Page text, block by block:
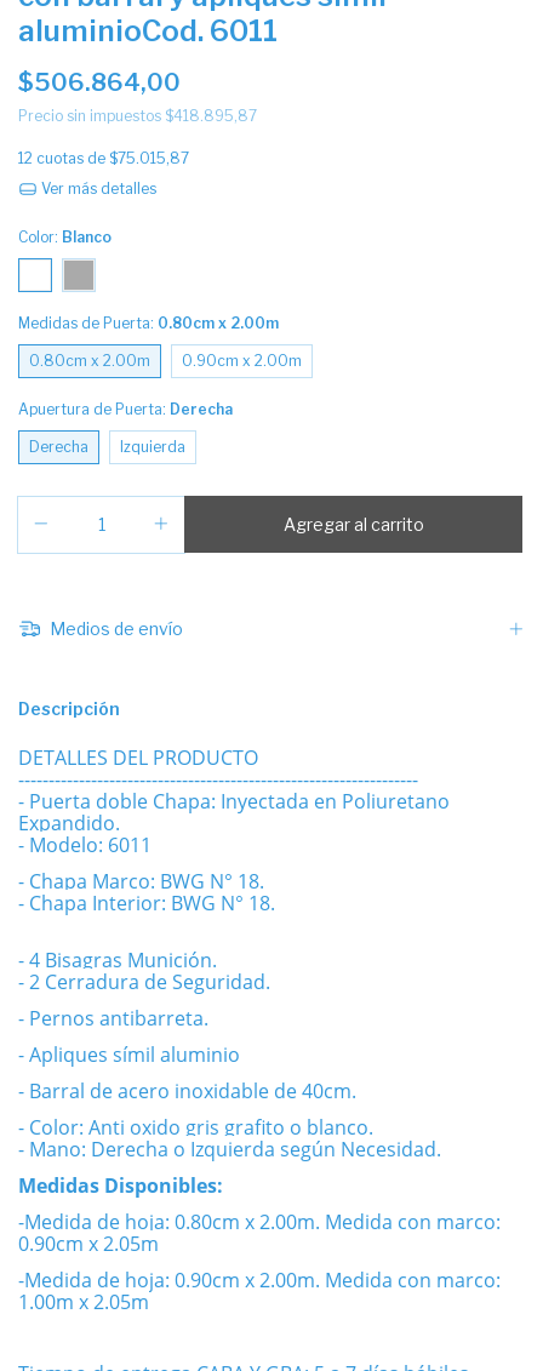
aluminioCod. 6011
$506.864,00
Precio sin impuestos $418.895,87
12 cuotas de $75.015,87
Ver más detalles
Color: Blanco
Medidas de Puerta: 0.80cm x 2.00m
0.80cm x 2.00m 0.90cm x 2.00m
Apuertura de Puerta: Derecha
Derecha Izquierda
Medios de envío
Descripción
DETALLES DEL PRODUCTO
------------------------------------------------------------------
- Puerta doble Chapa: Inyectada en Poliuretano
Expandido.
- Modelo: 6011
- Chapa Marco: BWG N° 18.
- Chapa Interior: BWG N° 18.
- 4 Bisagras Munición.
- 2 Cerradura de Seguridad.
- Pernos antibarreta.
- Apliques símil aluminio
- Barral de acero inoxidable de 40cm.
- Color: Anti oxido gris grafito o blanco.
- Mano: Derecha o Izquierda según Necesidad.
Medidas Disponibles:
-Medida de hoja: 0.80cm x 2.00m. Medida con marco:
0.90cm x 2.05m
-Medida de hoja: 0.90cm x 2.00m. Medida con marco:
1.00m x 2.05m